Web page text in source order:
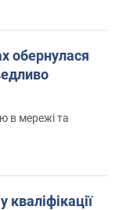
обернулася
в мережі та